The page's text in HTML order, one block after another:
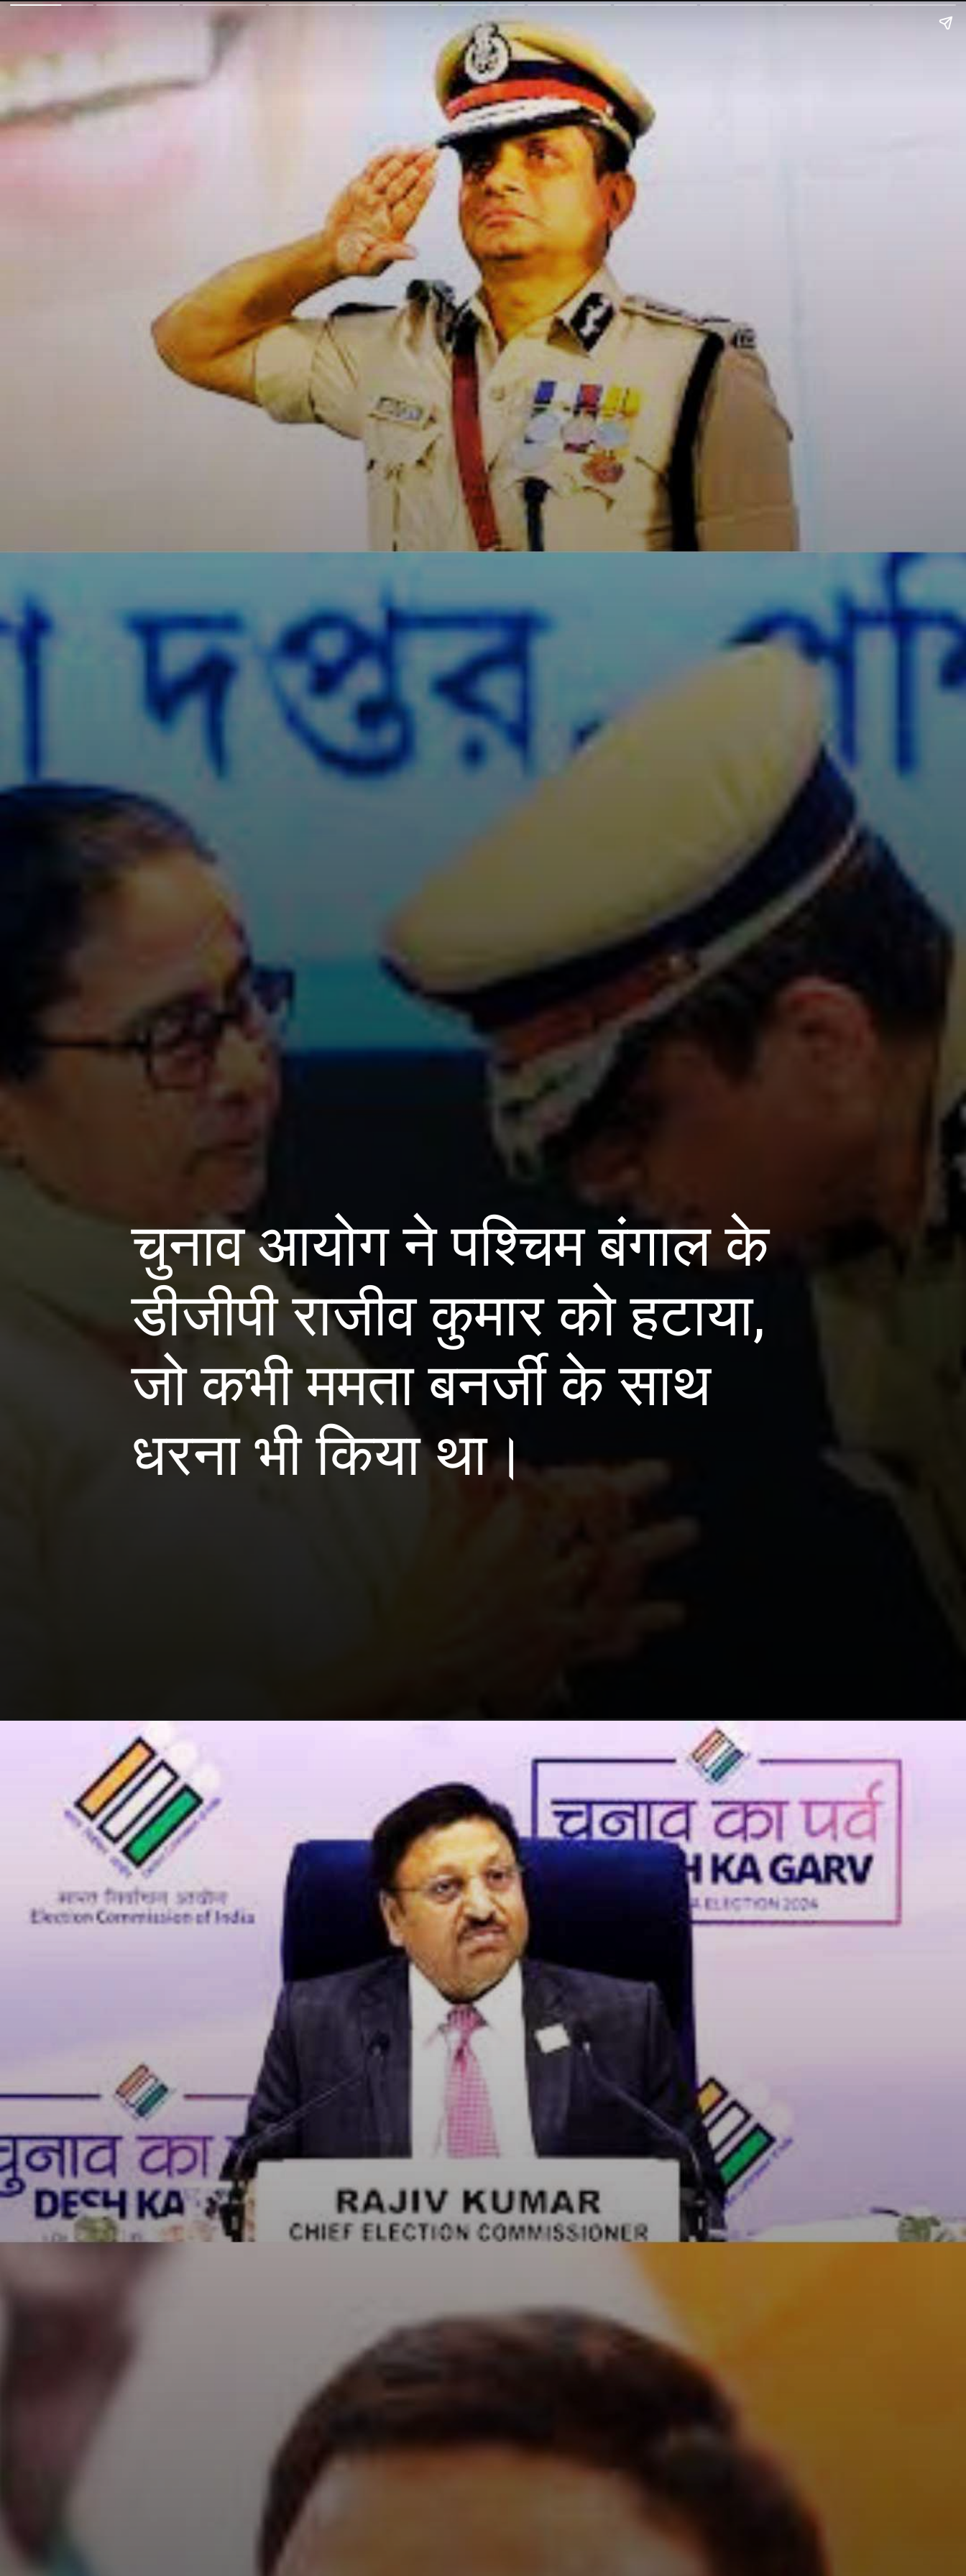
चुनाव आयोग ने पश्चिम बंगाल के
डीजीपी राजीव कुमार को हटाया,
जो कभी ममता बनर्जी के साथ
धरना भी किया था।